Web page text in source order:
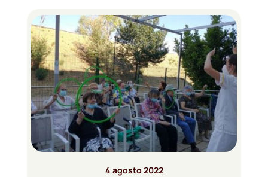
4 agosto 2022